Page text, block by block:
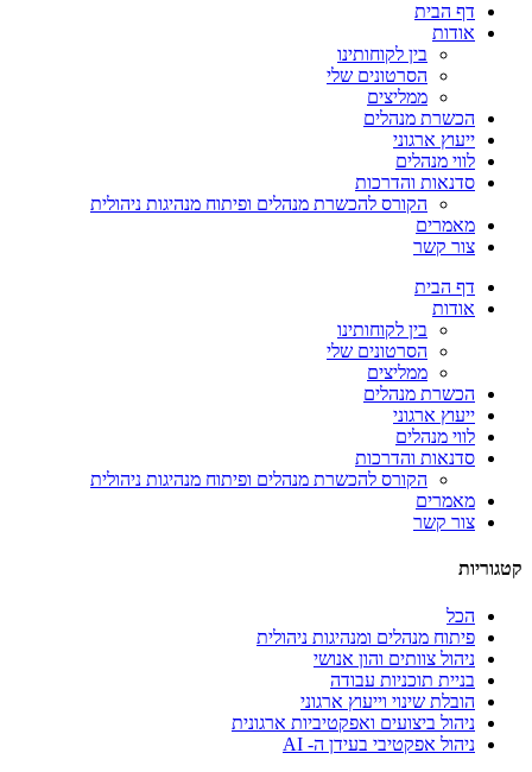
דף הבית
אודות
בין לקוחותינו
הסרטונים שלי
ממליצים
הכשרת מנהלים
ייעוץ ארגוני
לווי מנהלים
סדנאות והדרכות
הקורס להכשרת מנהלים ופיתוח מנהיגות ניהולית
מאמרים
צור קשר
דף הבית
אודות
בין לקוחותינו
הסרטונים שלי
ממליצים
הכשרת מנהלים
ייעוץ ארגוני
לווי מנהלים
סדנאות והדרכות
הקורס להכשרת מנהלים ופיתוח מנהיגות ניהולית
מאמרים
צור קשר
קטגוריות
הכל
פיתוח מנהלים ומנהיגות ניהולית
ניהול צוותים והון אנושי
בניית תוכניות עבודה
הובלת שינוי וייעוץ ארגוני
ניהול ביצועים ואפקטיביות ארגונית
ניהול אפקטיבי בעידן ה- AI